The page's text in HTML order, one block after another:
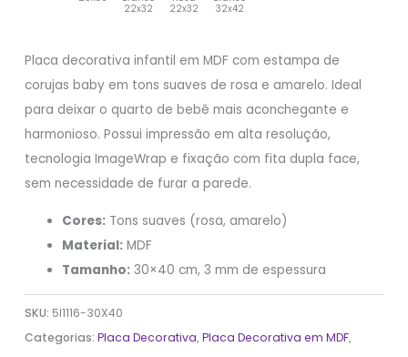
22x32
22x32
32x42
Placa decorativa infantil em MDF com estampa de
corujas baby em tons suaves de rosa e amarelo. Ideal
para deixar o quarto de bebê mais aconchegante e
harmonioso. Possui impressão em alta resolução,
tecnologia ImageWrap e fixação com fita dupla face,
sem necessidade de furar a parede.
Cores: Tons suaves (rosa, amarelo)
Material: MDF
Tamanho: 30×40 cm, 3 mm de espessura
SKU: 5I1116-30X40
Categorias:Placa Decorativa,Placa Decorativa em MDF,